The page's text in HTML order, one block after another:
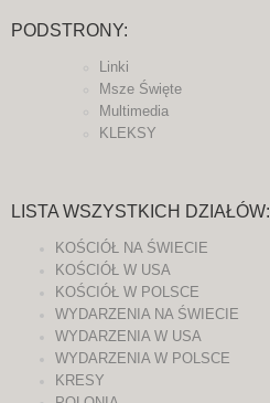
PODSTRONY:
Linki
Msze Święte
Multimedia
KLEKSY
LISTA WSZYSTKICH DZIAŁÓW:
KOŚCIÓŁ NA ŚWIECIE
KOŚCIÓŁ W USA
KOŚCIÓŁ W POLSCE
WYDARZENIA NA ŚWIECIE
WYDARZENIA W USA
WYDARZENIA W POLSCE
KRESY